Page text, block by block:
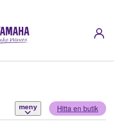
meny Hitta en butik